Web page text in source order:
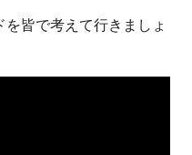
皆で考えて行きましょ